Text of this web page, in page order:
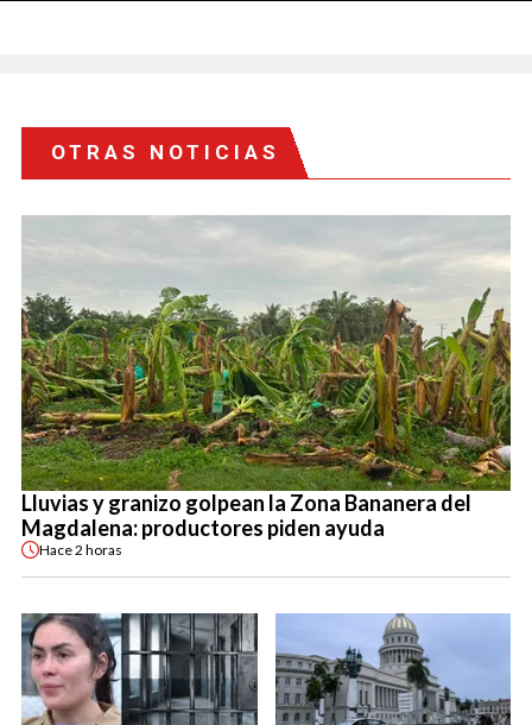
OTRAS NOTICIAS
Lluvias y granizo golpean la Zona Bananera del
Magdalena: productores piden ayuda
Hace2 horas